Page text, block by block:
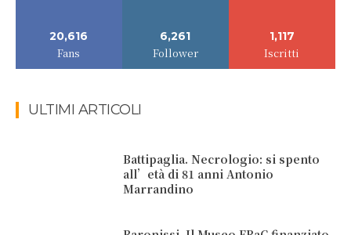
20,616
Fans
6,261
Follower
1,117
Iscritti
ULTIMI ARTICOLI
Battipaglia. Necrologio: si spento
all’età di 81 anni Antonio
Marrandino